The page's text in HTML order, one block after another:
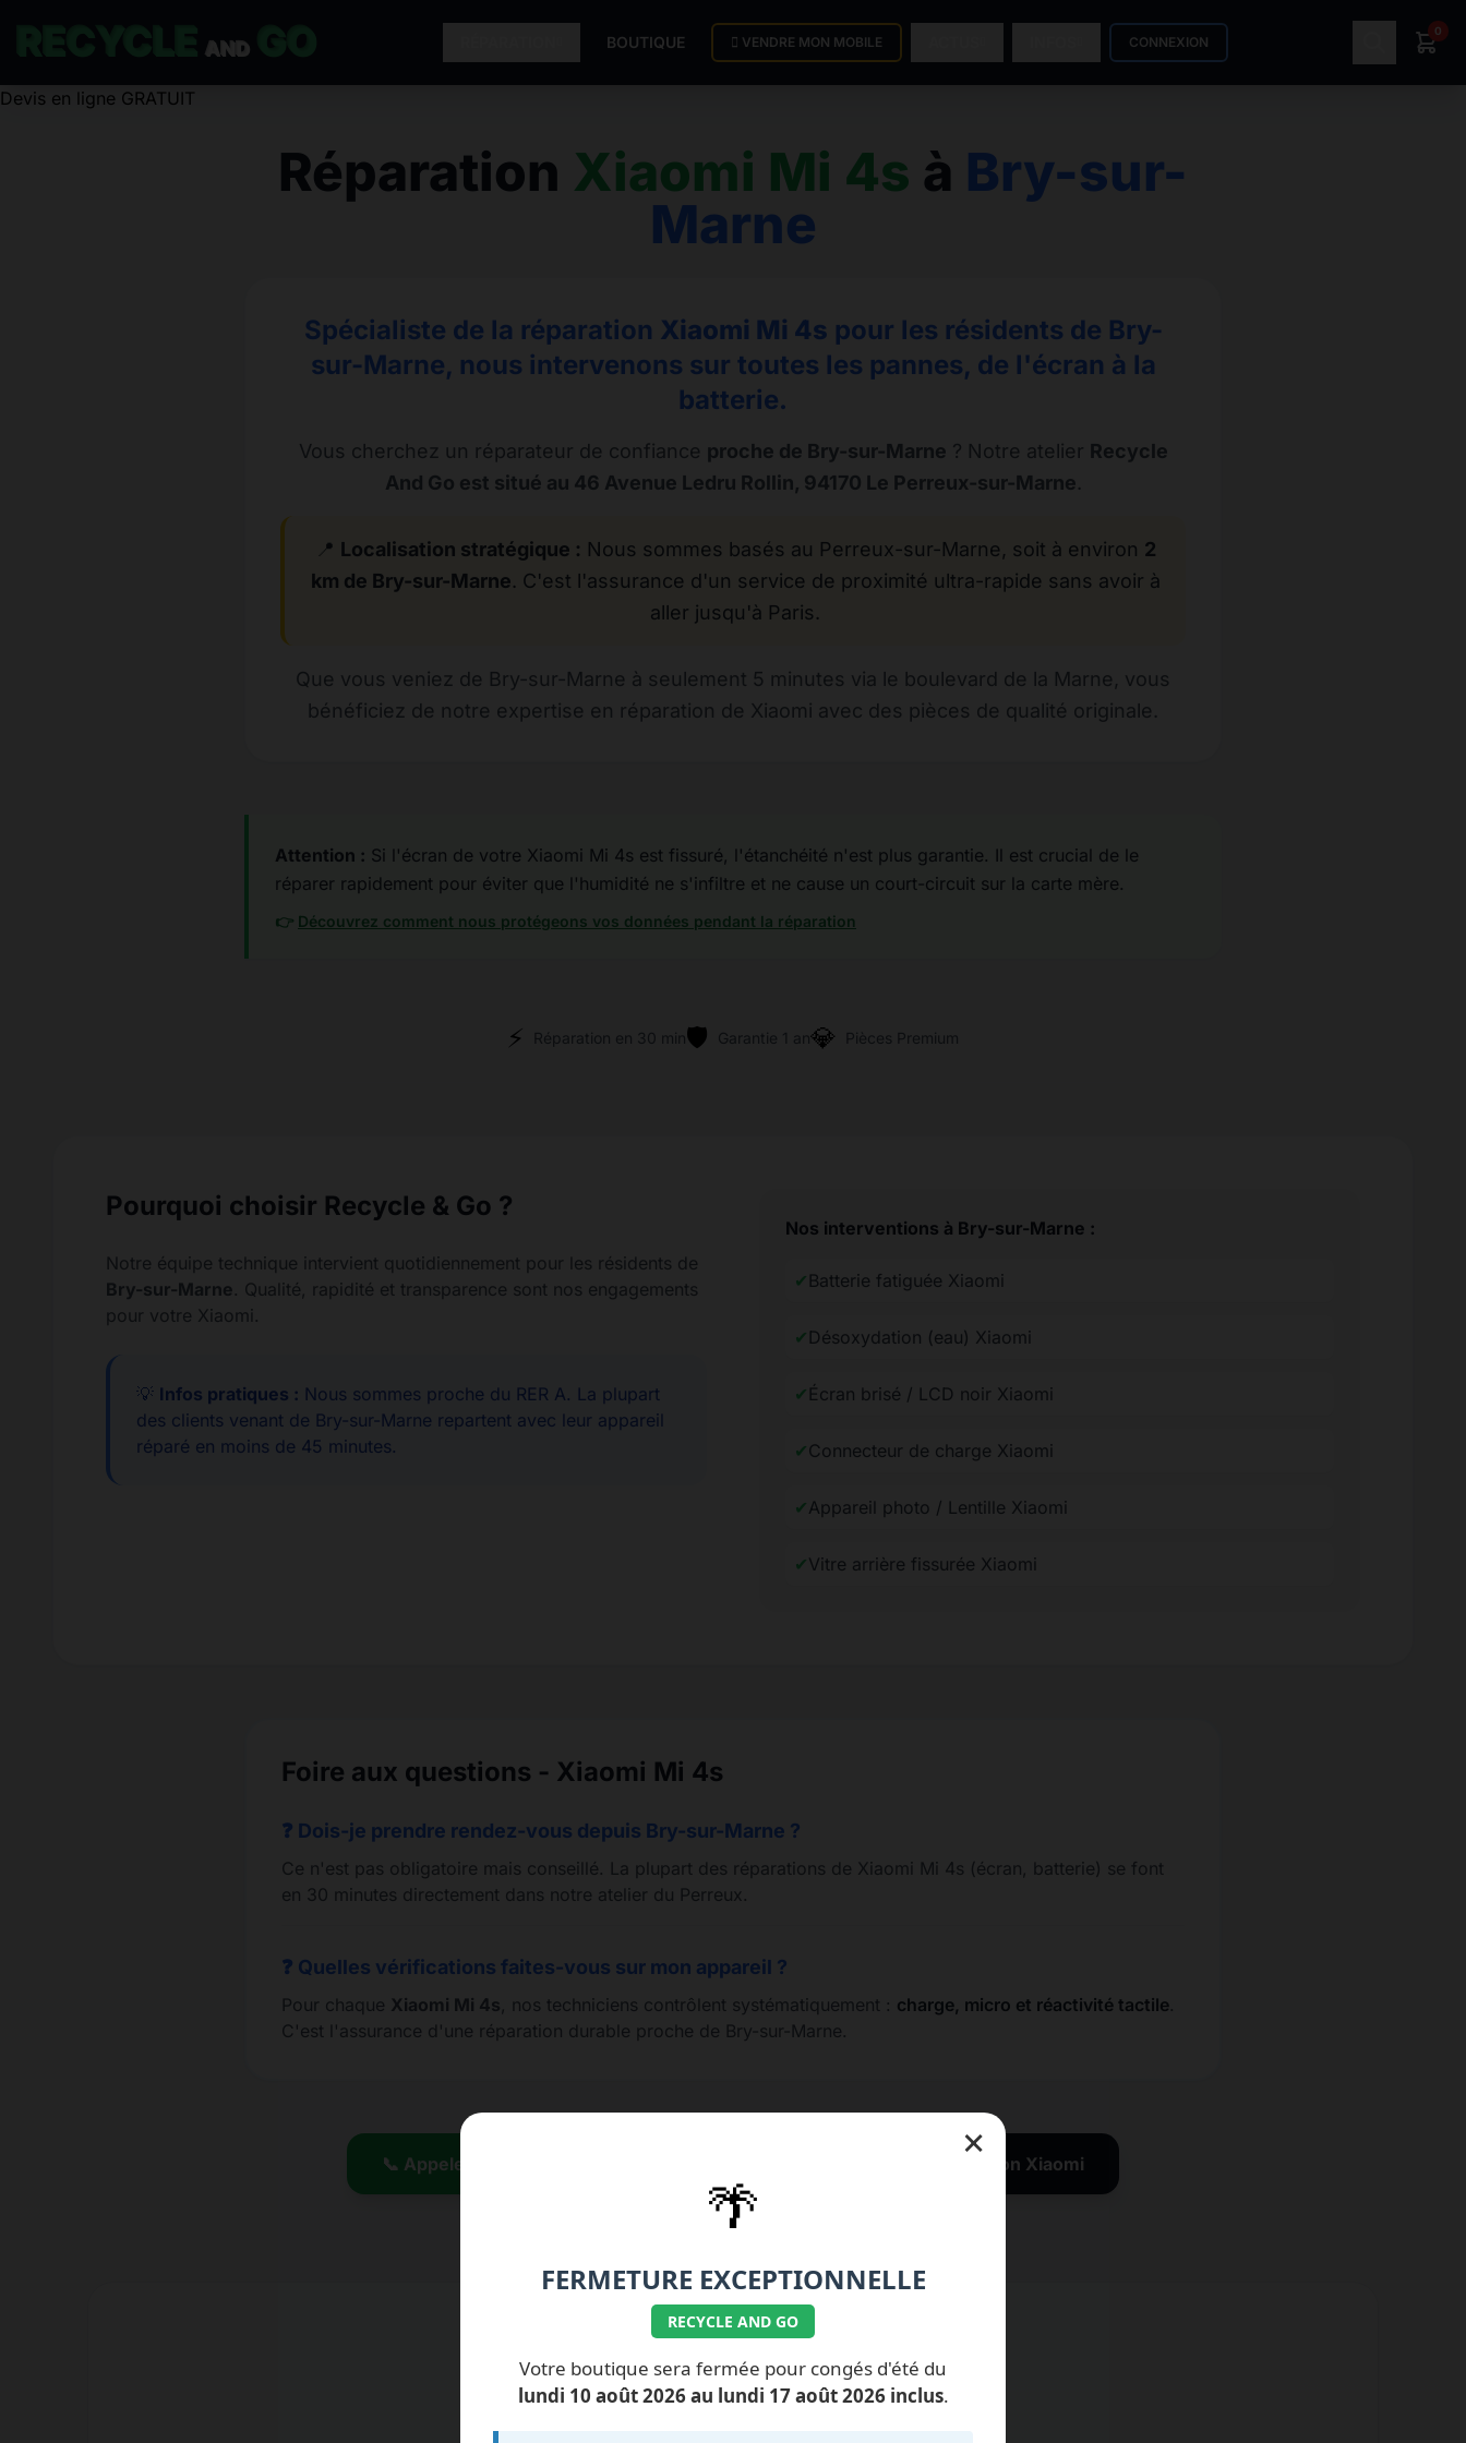
AND BOUTIQUE VENDRE MON MOBILE CONNEXION
0
Réparation Xiaomi Mi 4s à Bry-sur-
Marne
Spécialiste de la réparation Xiaomi Mi 4s pour les résidents de Bry-
sur-Marne, nous intervenons sur toutes les pannes, de l'écran à la
batterie.
Vous cherchez un réparateur de confiance proche de Bry-sur-Marne ? Notre atelier Recycle
And Go est situé au 46 Avenue Ledru Rollin, 94170 Le Perreux-sur-Marne.
📍 Localisation stratégique : Nous sommes basés au Perreux-sur-Marne, soit à environ 2
km de Bry-sur-Marne. C'est l'assurance d'un service de proximité ultra-rapide sans avoir à
aller jusqu'à Paris.
Que vous veniez de Bry-sur-Marne à seulement 5 minutes via le boulevard de la Marne, vous
bénéficiez de notre expertise en réparation de Xiaomi avec des pièces de qualité originale.
Attention : Si l'écran de votre Xiaomi Mi 4s est fissuré, l'étanchéité n'est plus garantie. Il est crucial de le
réparer rapidement pour éviter que l'humidité ne s'infiltre et ne cause un court-circuit sur la carte mère.
👉 Découvrez comment nous protégeons vos données pendant la réparation
⚡ Réparation en 30 min🛡️ Garantie 1 an💎 Pièces Premium
Pourquoi choisir Recycle & Go ?
Notre équipe technique intervient quotidiennement pour les résidents de
Bry-sur-Marne. Qualité, rapidité et transparence sont nos engagements
pour votre Xiaomi.
💡 Infos pratiques : Nous sommes proche du RER A. La plupart
des clients venant de Bry-sur-Marne repartent avec leur appareil
réparé en moins de 45 minutes.
Nos interventions à Bry-sur-Marne :
✔ Batterie fatiguée Xiaomi
✔ Désoxydation (eau) Xiaomi
✔ Écran brisé / LCD noir Xiaomi
✔Connecteur de charge Xiaomi
✔Appareil photo / Lentille Xiaomi
✔Vitre arrière fissurée Xiaomi
Foire aux questions - Xiaomi Mi 4s
❓ Dois-je prendre rendez-vous depuis Bry-sur-Marne ?
Ce n'est pas obligatoire mais conseillé. La plupart des réparations de Xiaomi Mi 4s (écran, batterie) se font
en 30 minutes directement dans notre atelier du Perreux.
❓ Quelles vérifications faites-vous sur mon appareil ?
Pour chaque Xiaomi Mi 4s, nos techniciens contrôlent systématiquement : charge, micro et réactivité tactile.
C'est l'assurance d'une réparation durable proche de Bry-sur-Marne.
📞 Appeler le 01.77.99.07.92 / 06.11.62.15.63 💰 Nos tarifs réparation Xiaomi
ILS NOUS FONT CONFIANCE
×
🌴
FERMETURE EXCEPTIONNELLE
RECYCLE AND GO
Votre boutique sera fermée pour congés d'été du
lundi 10 août 2026 au lundi 17 août 2026 inclus.